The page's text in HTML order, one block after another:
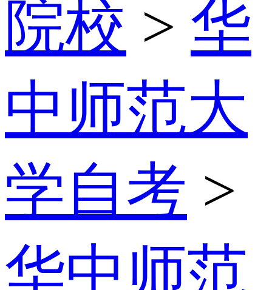
院校 > 华
中师范大
学自考 >
华中师范